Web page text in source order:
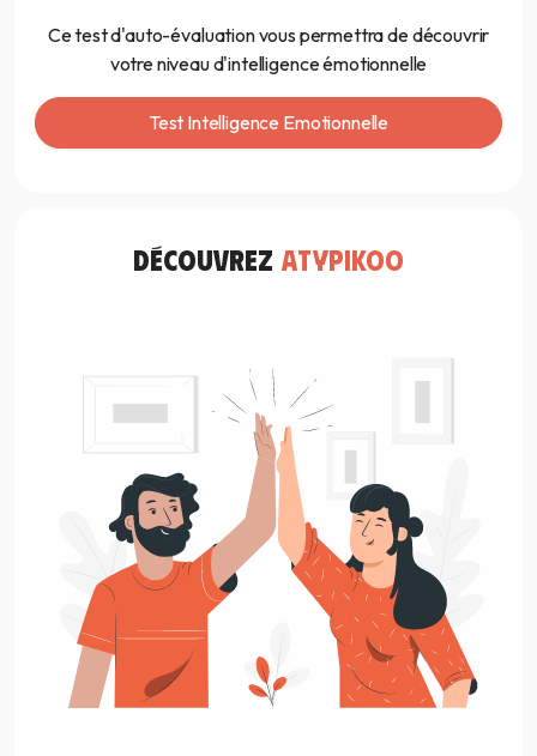
Ce test d'auto-évaluation vous permettra de découvrir
votre niveau d'intelligence émotionnelle
Test Intelligence Emotionnelle
découvrez atypikoo